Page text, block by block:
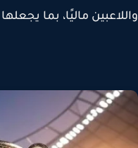
ماليًا، بما يجعلها